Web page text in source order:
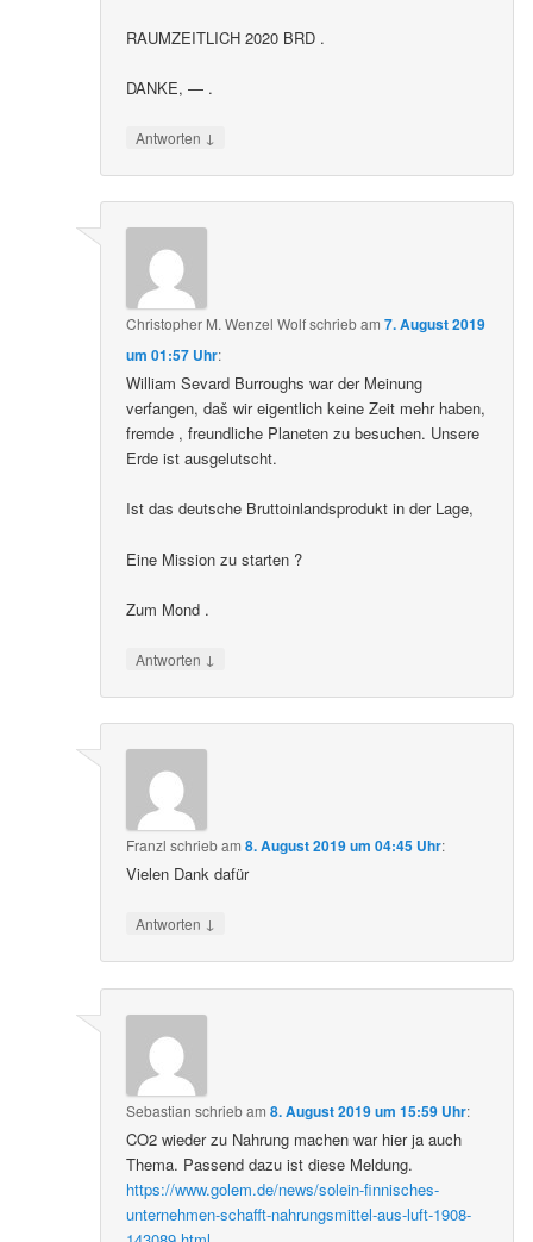
RAUMZEITLICH 2020 BRD .
DANKE, — .
Antworten ↓
Christopher M. Wenzel Wolfschriebam7. August 2019
um 01:57 Uhr:
William Sevard Burroughs war der Meinung
verfangen, daš wir eigentlich keine Zeit mehr haben,
fremde , freundliche Planeten zu besuchen. Unsere
Erde ist ausgelutscht.
Ist das deutsche Bruttoinlandsprodukt in der Lage,
Eine Mission zu starten ?
Zum Mond .
Antworten ↓
Franzl schriebam8. August 2019 um 04:45 Uhr:
Vielen Dank dafür
Antworten ↓
Sebastian schriebam8. August 2019 um 15:59 Uhr:
CO2 wieder zu Nahrung machen war hier ja auch
Thema. Passend dazu ist diese Meldung.
https://www.golem.de/news/solein-finnisches-
unternehmen-schafft-nahrungsmittel-aus-luft-1908-